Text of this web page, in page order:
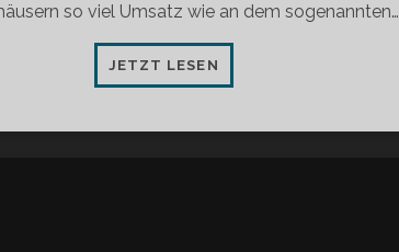
so viel Umsatz wie an dem sogenannten…
JETZT LESEN
FRIDAY-